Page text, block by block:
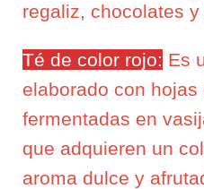
regaliz, chocolates
Té de color rojo: Es
elaborado con
fermentadas en
que adquieren un
aroma dulce y